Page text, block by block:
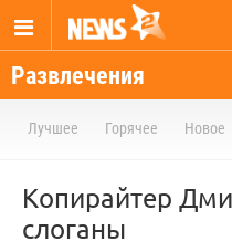
Развлечения
Лучшее Горячее Новое
Копирайтер
cлоганы